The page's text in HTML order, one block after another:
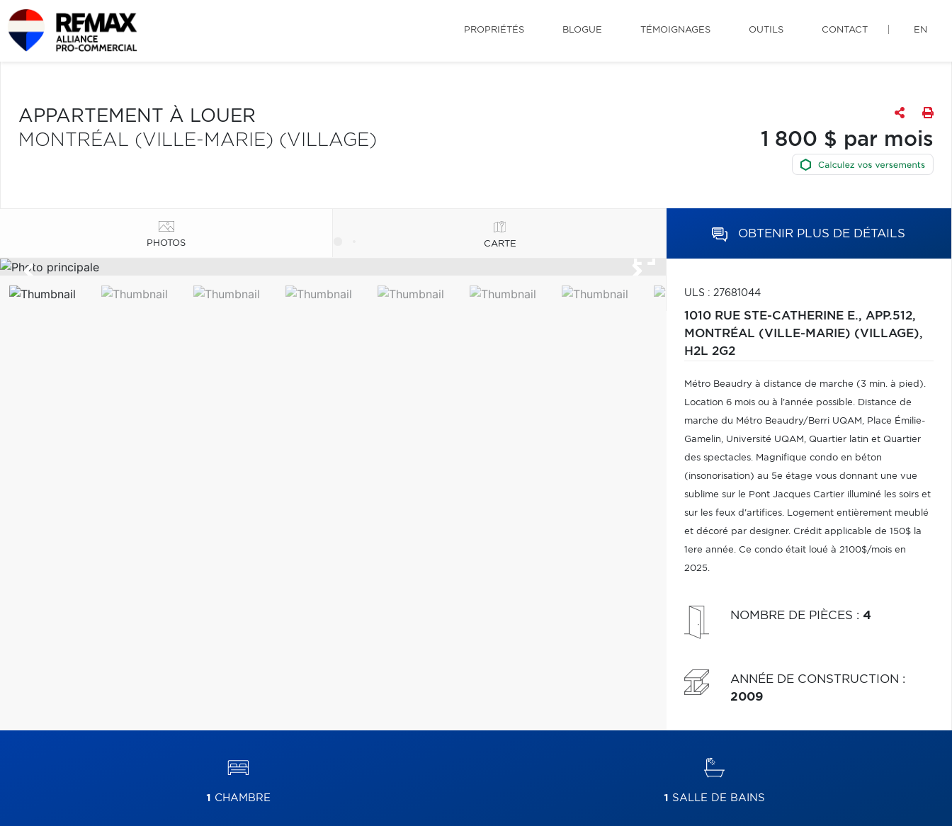
PROPRIÉTÉS BLOGUE TÉMOIGNAGES OUTILS CONTACT EN
APPARTEMENT À LOUER
MONTRÉAL (VILLE-MARIE) (VILLAGE)
1 800 $ par mois
PHOTOS CARTE
OBTENIR PLUS DE DÉTAILS
ULS : 27681044
1010 RUE STE-CATHERINE E., APP.512,
MONTRÉAL (VILLE-MARIE) (VILLAGE),
H2L 2G2
Métro Beaudry à distance de marche (3 min. à pied).
Location 6 mois ou à l'année possible. Distance de
marche du Métro Beaudry/Berri UQAM, Place Émilie-
Gamelin, Université UQAM, Quartier latin et Quartier
des spectacles. Magnifique condo en béton
(insonorisation) au 5e étage vous donnant une vue
sublime sur le Pont Jacques Cartier illuminé les soirs et
sur les feux d'artifices. Logement entièrement meublé
et décoré par designer. Crédit applicable de 150$ la
1ere année. Ce condo était loué à 2100$/mois en
2025.
NOMBRE DE PIÈCES : 4
ANNÉE DE CONSTRUCTION :
2009
1 CHAMBRE 1 SALLE DE BAINS